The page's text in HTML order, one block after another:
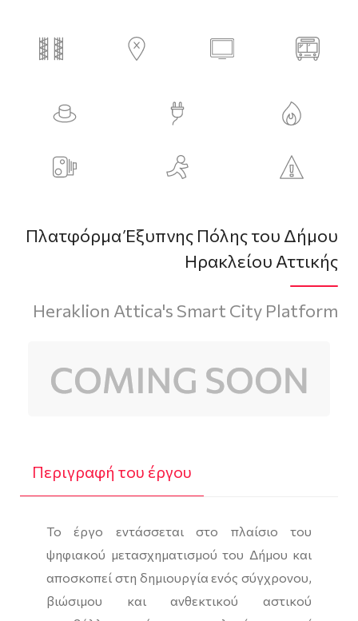
Πλατφόρμα Έξυπνης Πόλης του Δήμου
Ηρακλείου Αττικής
Heraklion Attica's Smart City Platform
Περιγραφή του έργου
Το έργο εντάσσεται στο πλαίσιο του
ψηφιακού μετασχηματισμού του Δήμου και
αποσκοπεί στη δημιουργία ενός σύγχρονου,
βιώσιμου και ανθεκτικού αστικού